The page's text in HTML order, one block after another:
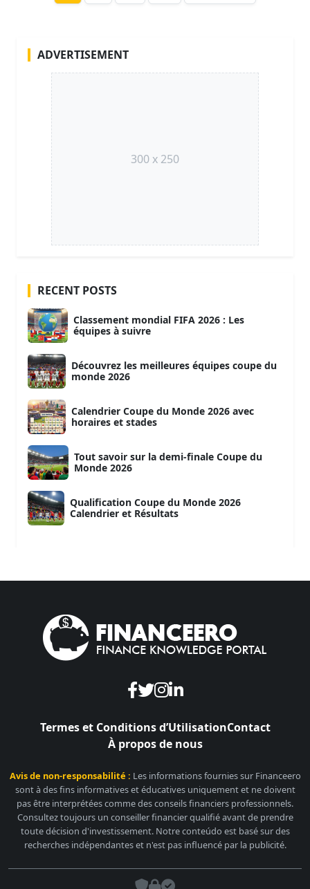
ADVERTISEMENT
300 x 250
RECENT POSTS
Classement mondial FIFA 2026 : Les
équipes à suivre
Découvrez les meilleures équipes coupe du
monde 2026
Calendrier Coupe du Monde 2026 avec
horaires et stades
Tout savoir sur la demi-finale Coupe du
Monde 2026
Qualification Coupe du Monde 2026
Calendrier et Résultats
Termes et Conditions d’UtilisationContact
À propos de nous
Avis de non-responsabilité : Les informations fournies sur Financeero
sont à des fins informatives et éducatives uniquement et ne doivent
pas être interprétées comme des conseils financiers professionnels.
Consultez toujours un conseiller financier qualifié avant de prendre
toute décision d'investissement. Notre conteúdo est basé sur des
recherches indépendantes et n'est pas influencé par la publicité.